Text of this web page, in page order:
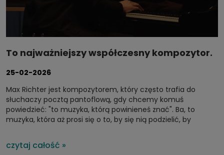
To najważniejszy współczesny kompozytor.
świat?
25-02-2026
Max Richter jest kompozytorem, który często trafia do
słuchaczy pocztą pantoflową, gdy chcemy komuś
powiedzieć: "to muzyka, którą powinieneś znać". Ba, to
muzyka, która aż prosi się o to, by się nią podzielić, by
wystąpi 5 marca 2026 roku w Katowicach, w sali Narodowej
Orkiestry Symfonicznej Polskiego Radia – jednej z najlepiej
czytaj całość »